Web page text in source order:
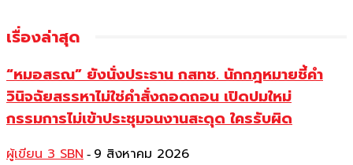
เรื่องล่าสุด
“หมอสรณ” ยังนั่งประธาน กสทช. นักกฎหมายชี้คำ
วินิจฉัยสรรหาไม่ใช่คำสั่งถอดถอน เปิดปมใหม่
กรรมการไม่เข้าประชุมจนงานสะดุด ใครรับผิด
ผู้เขียน 3 SBN - 9 สิงหาคม 2026